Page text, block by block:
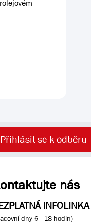
Přihlásit se k odběru
nás
INFOLINKA
dny 6 - 18 hodin)